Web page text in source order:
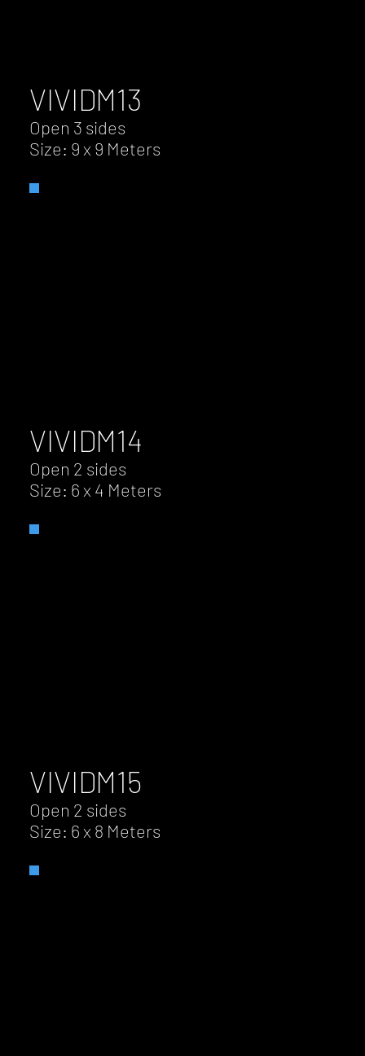
VIVIDM13
Open 3 sides
Size: 9 x 9 Meters
VIVIDM14
Open 2 sides
Size: 6 x 4 Meters
VIVIDM15
Open 2 sides
Size: 6 x 8 Meters